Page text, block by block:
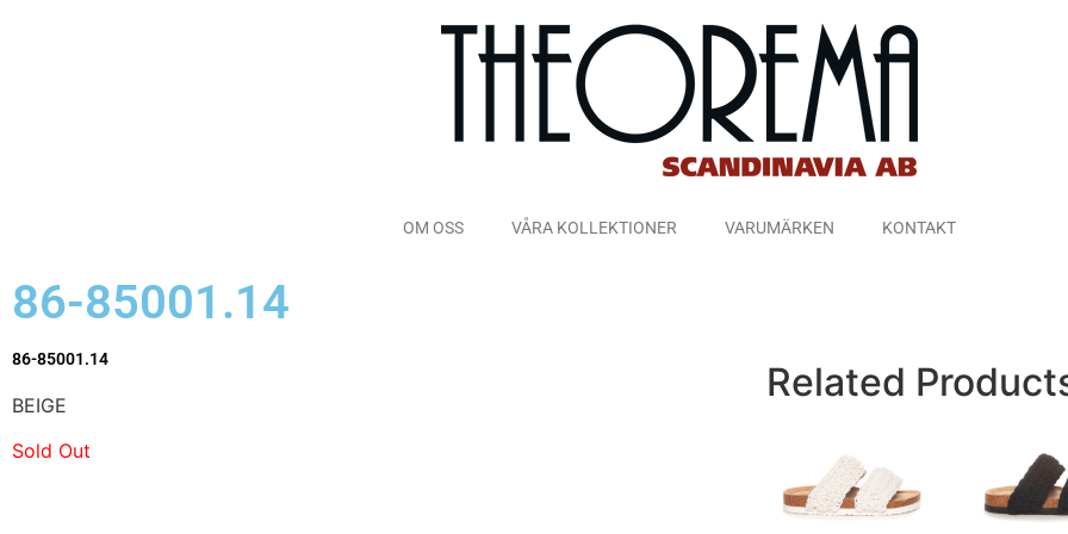
OM OSS VÅRA KOLLEKTIONER VARUMÄRKEN KONTAKT
86-85001.14
86-85001.14
BEIGE
Sold Out
Related